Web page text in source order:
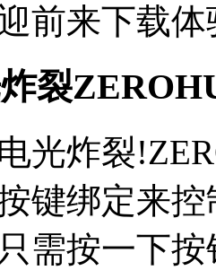
前来下载体
裂
光炸裂
键绑定来控
需按一下